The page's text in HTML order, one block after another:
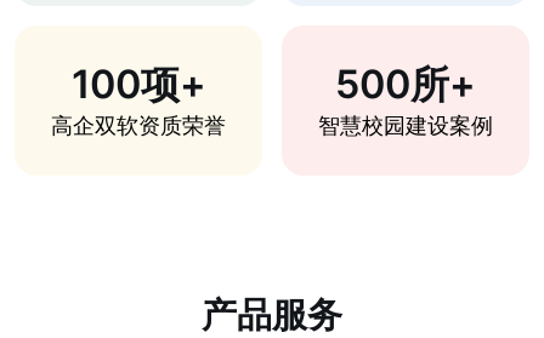
100项+
高企双软资质荣誉
500所+
智慧校园建设案例
产品服务